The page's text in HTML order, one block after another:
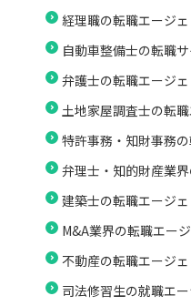
経理職の転職エージ
自動車整備士の転職
弁護士の転職エージ
土地家屋調査士の転
特許事務・知財事務
弁理士・知的財産業
建築士の転職エージ
M&A業界の転職エー
不動産の転職エージ
司法修習生の就職エ